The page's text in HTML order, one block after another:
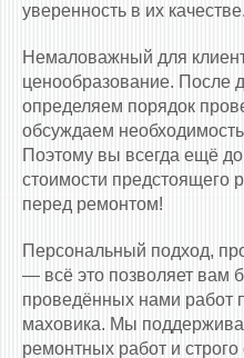
уверенность в их качестве.
Немаловажный для
ценообразование. После
определяем порядок
обсуждаем
Поэтому вы всегда ещё
стоимости предстоящего
перед ремонтом!
Персональный подход,
— всё это позволяет вам
проведённых нами работ
маховика. Мы
ремонтных работ и